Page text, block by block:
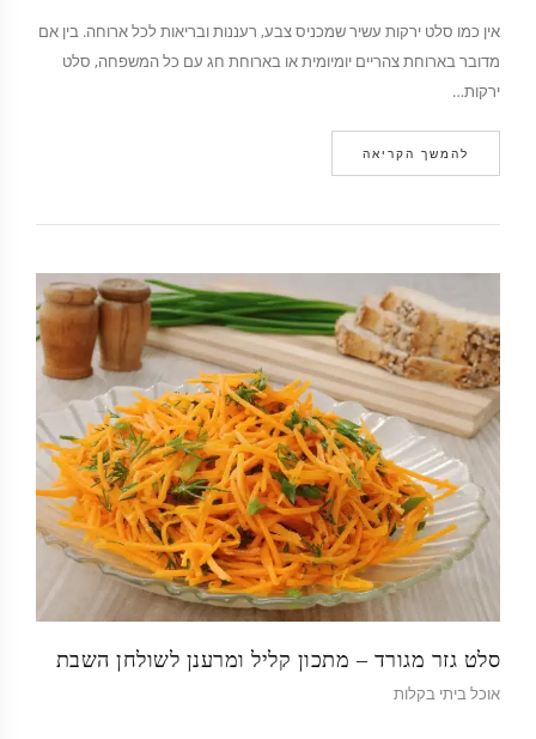
אין כמו סלט ירקות עשיר שמכניס צבע, רעננות ובריאות לכל ארוחה. בין אם
מדובר בארוחת צהריים יומיומית או בארוחת חג עם כל המשפחה, סלט
ירקות…
להמשך הקריאה
סלט גזר מגורד – מתכון קליל ומרענן לשולחן השבת
אוכל ביתי בקלות